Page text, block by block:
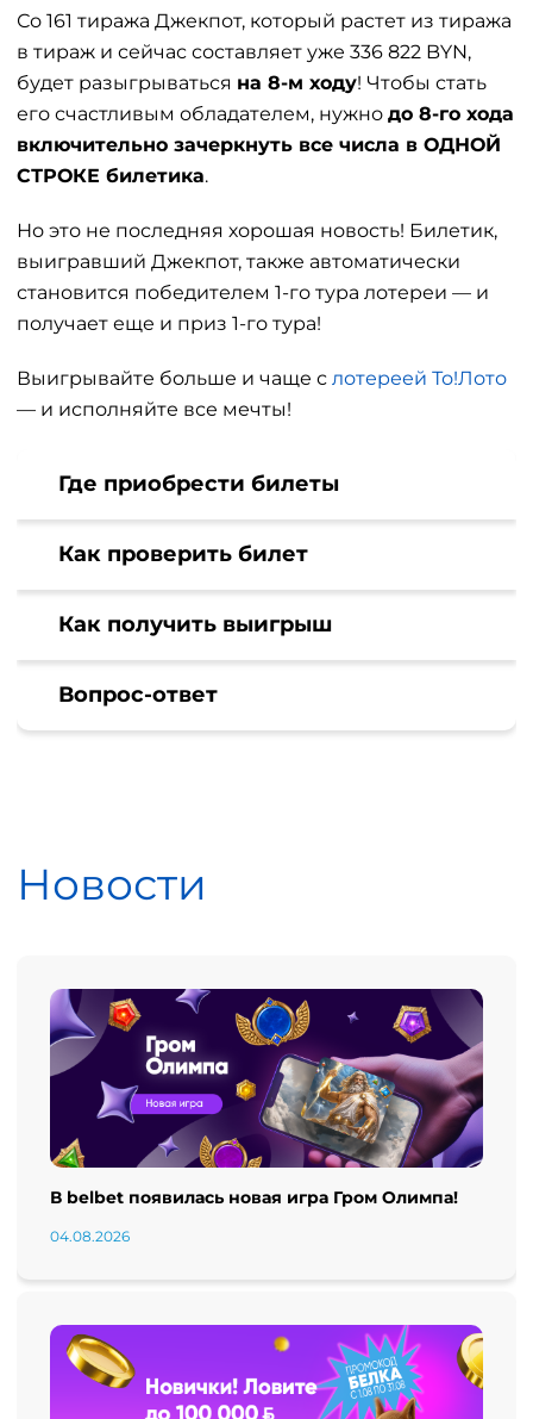
Со 161 тиража Джекпот, который растет из тиража
в тираж и сейчас составляет уже 336 822 BYN,
будет разыгрываться на 8-м ходу! Чтобы стать
его счастливым обладателем, нужно до 8-го хода
включительно зачеркнуть все числа в ОДНОЙ
СТРОКЕ билетика.
Но это не последняя хорошая новость! Билетик,
выигравший Джекпот, также автоматически
становится победителем 1-го тура лотереи — и
получает еще и приз 1-го тура!
Выигрывайте больше и чаще с лотереей То!Лото
— и исполняйте все мечты!
Где приобрести билеты
Как проверить билет
Как получить выигрыш
Вопрос-ответ
Новости
В belbet появилась новая игра Гром Олимпа!
04.08.2026